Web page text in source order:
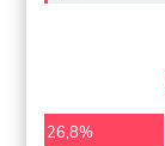
26,8%